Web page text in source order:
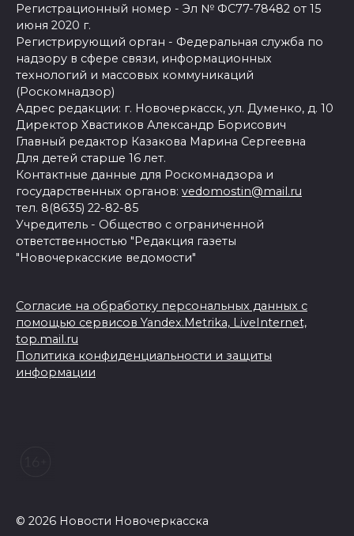
Регистрационный номер - Эл № ФС77-78482 от 15
июня 2020 г.
Регистрирующий орган - Федеральная служба по
надзору в сфере связи, информационных
технологий и массовых коммуникаций
(Роскомнадзор)
Адрес редакции: г. Новочеркасск, ул. Думенко, д. 10
Директор Хвастиков Александр Борисович
Главный редактор Казакова Марина Сергеевна
Для детей старше 16 лет.
Контактные данные для Роскомнадзора и
государственных органов: vedomostin@mail.ru
тел. 8(8635) 22-82-85
Учредитель - Общество с ограниченной
ответственностью "Редакция газеты
"Новочеркасские ведомости"
Согласие на обработку персональных данных с
помощью сервисов Yandex.Metrika, LiveInternet,
top.mail.ru
Политика конфиденциальности и защиты
информации
© 2026 Новости Новочеркасска